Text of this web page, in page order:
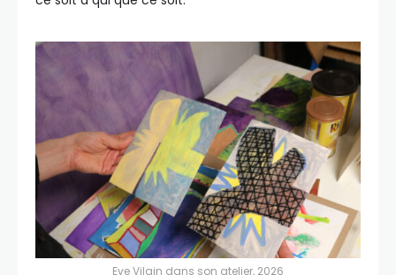
Eve Vilain dans son atelier, 2026